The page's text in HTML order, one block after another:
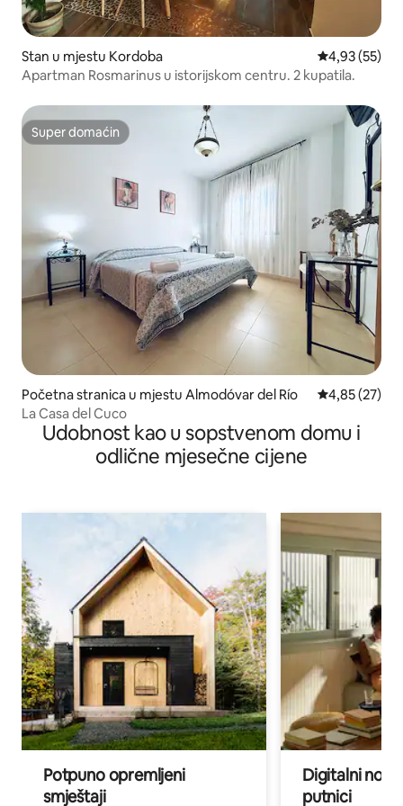
Stan u mjestu Kordoba prosječna
4,93 (55)
Apartman Rosmarinus u istorijskom centru. 2 kupatila.
Super domaćin
Super domaćin
Početna stranica u mjestu Almodóvar del Río prosječna
4,85 (27)
La Casa del Cuco
Udobnost kao u sopstvenom domu i
odlične mjesečne cijene
Potpuno opremljeni
smještaji
Digitalni
putnici